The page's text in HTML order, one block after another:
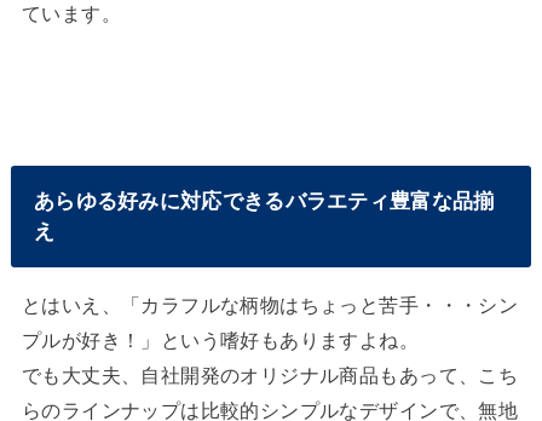
ています。
あらゆる好みに対応できるバラエティ豊富な品揃
え
とはいえ、「カラフルな柄物はちょっと苦手・・・シン
プルが好き！」という嗜好もありますよね。
でも大丈夫、自社開発のオリジナル商品もあって、こち
らのラインナップは比較的シンプルなデザインで、無地